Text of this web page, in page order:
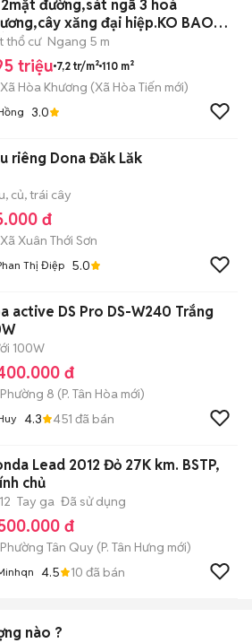
đường,sát ngã 3 hoà
xăng đại hiệp.KO BAO
LỤT
thổ cư Ngang 5 m
triệu 7,2 tr/m² 110 m²
Xã Hòa Khương (Xã Hòa Tiến mới)
3.0
riêng Dona Đăk Lăk
củ, trái cây
đ
Xã Xuân Thới Sơn
Thị Điệp 5.0
active DS Pro DS-W240 Trắng
100W
đ
Phường 8 (P. Tân Hòa mới)
4.3 451 đã bán
Lead 2012 Đỏ 27K km. BSTP,
chủ
Tay ga Đã sử dụng
đ
Phường Tân Quy (P. Tân Hưng mới)
4.5 10 đã bán
nào ?